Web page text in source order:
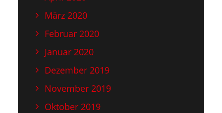
März 2020
Februar 2020
Januar 2020
Dezember 2019
November 2019
Oktober 2019